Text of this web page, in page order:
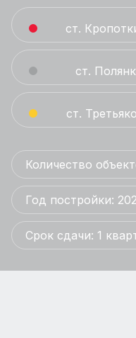
ст.
ст.
ст.
Количество
Год постройки:
Срок сдачи: 1